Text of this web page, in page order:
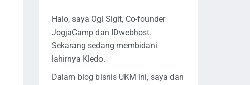
Halo, saya Ogi Sigit, Co-founder
JogjaCamp dan IDwebhost.
Sekarang sedang membidani
lahirnya Kledo.
Dalam blog bisnis UKM ini, saya dan